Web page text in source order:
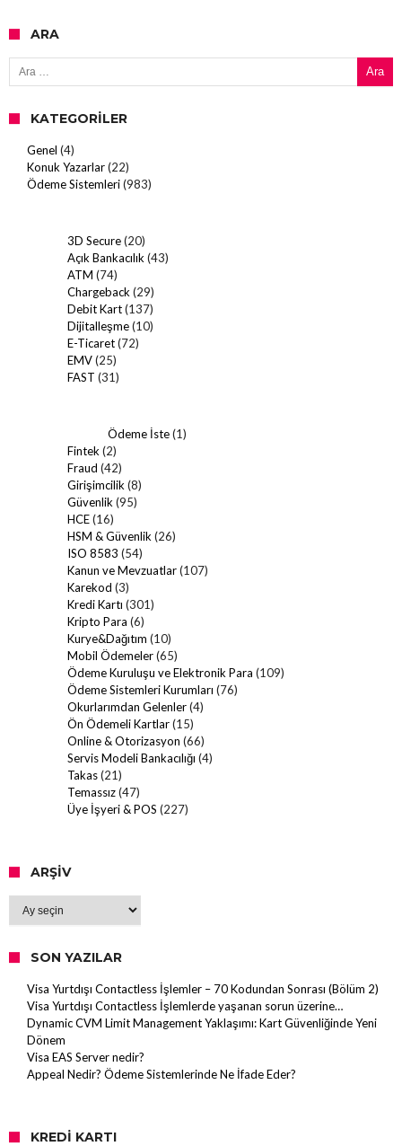
ARA
Arama:
KATEGORILER
Genel (4)
Konuk Yazarlar(22)
Ödeme Sistemleri(983)
3D Secure(20)
Açık Bankacılık (43)
ATM (74)
Chargeback (29)
Debit Kart(137)
Dijitalleşme(10)
E-Ticaret(72)
EMV(25)
FAST (31)
Ödeme İste(1)
Fintek (2)
Fraud (42)
Girişimcilik (8)
Güvenlik (95)
HCE(16)
HSM & Güvenlik (26)
ISO 8583 (54)
Kanun ve Mevzuatlar(107)
Karekod (3)
Kredi Kartı (301)
Kripto Para (6)
Kurye&Dağıtım (10)
Mobil Ödemeler(65)
Ödeme Kuruluşu ve Elektronik Para (109)
Ödeme Sistemleri Kurumları (76)
Okurlarımdan Gelenler(4)
Ön Ödemeli Kartlar(15)
Online & Otorizasyon (66)
Servis Modeli Bankacılığı (4)
Takas(21)
Temassız(47)
Üye İşyeri & POS (227)
ARŞIV
SON YAZILAR
Visa Yurtdışı Contactless İşlemler – 70 Kodundan Sonrası (Bölüm 2)
Visa Yurtdışı Contactless İşlemlerde yaşanan sorun üzerine…
Dynamic CVM Limit Management Yaklaşımı: Kart Güvenliğinde Yeni
Dönem
Visa EAS Server nedir?
Appeal Nedir? Ödeme Sistemlerinde Ne İfade Eder?
KREDI KARTI